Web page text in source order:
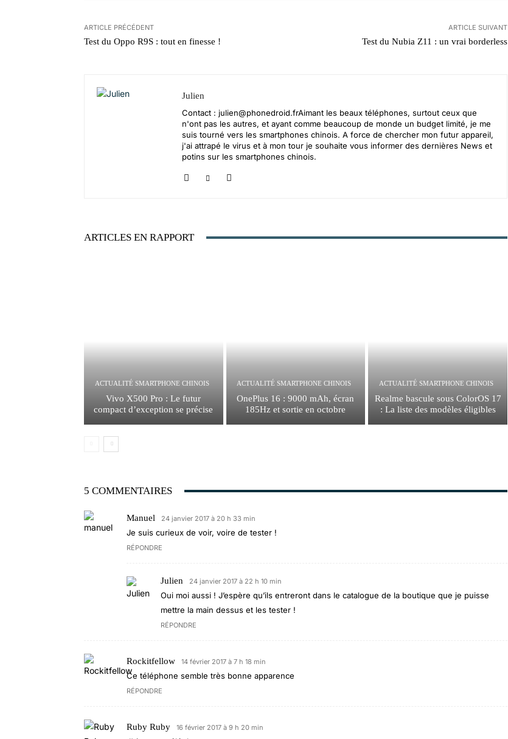
ARTICLE PRÉCÉDENT
Test du Oppo R9S : tout en finesse !
ARTICLE SUIVANT
Test du Nubia Z11 : un vrai borderless
Julien
Contact : julien@phonedroid.frAimant les beaux téléphones, surtout ceux que
n'ont pas les autres, et ayant comme beaucoup de monde un budget limité, je me
suis tourné vers les smartphones chinois. A force de chercher mon futur appareil,
j'ai attrapé le virus et à mon tour je souhaite vous informer des dernières News et
potins sur les smartphones chinois.
ARTICLES EN RAPPORT
ACTUALITÉ SMARTPHONE CHINOIS
Vivo X500 Pro : Le futur
compact d’exception se précise
ACTUALITÉ SMARTPHONE CHINOIS
OnePlus 16 : 9000 mAh, écran
185Hz et sortie en octobre
ACTUALITÉ SMARTPHONE CHINOIS
Realme bascule sous ColorOS 17
: La liste des modèles éligibles
5 COMMENTAIRES
Manuel 24 janvier 2017 à 20 h 33 min
Je suis curieux de voir, voire de tester !
RÉPONDRE
Julien 24 janvier 2017 à 22 h 10 min
Oui moi aussi ! J’espère qu’ils entreront dans le catalogue de la boutique que je puisse
mettre la main dessus et les tester !
RÉPONDRE
Rockitfellow 14 février 2017 à 7 h 18 min
Ce téléphone semble très bonne apparence
RÉPONDRE
Ruby Ruby 16 février 2017 à 9 h 20 min